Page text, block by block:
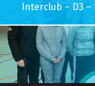
Interclub – D3 –